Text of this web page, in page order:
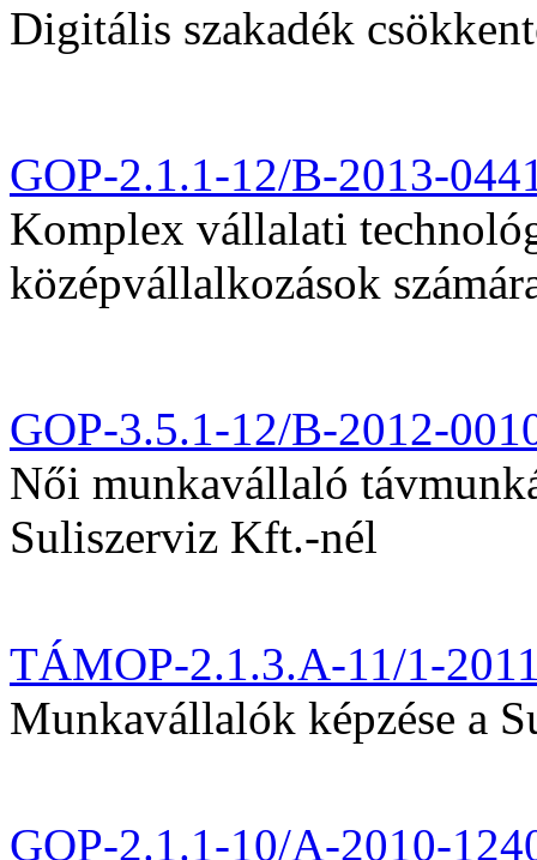
Digitális szakadék
GOP-2.1.1-12/B-2013-
Komplex vállalati
középvállalkozások
GOP-3.5.1-12/B-2012-
Női munkavállaló
Suliszerviz Kft.-nél
TÁMOP-2.1.3.A-11/1-
Munkavállalók képzése a
GOP-2.1.1-10/A-2010-